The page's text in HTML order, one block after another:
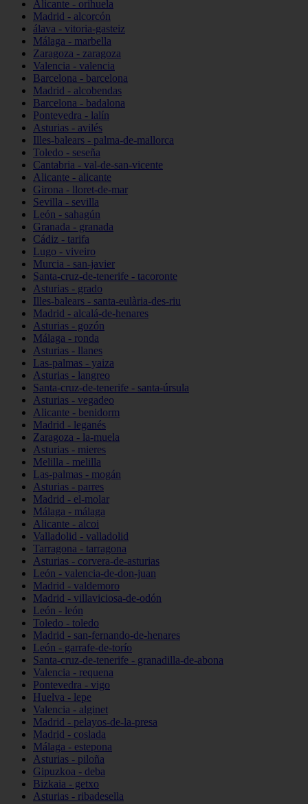
Alicante - orihuela
Madrid - alcorcón
álava - vitoria-gasteiz
Málaga - marbella
Zaragoza - zaragoza
Valencia - valencia
Barcelona - barcelona
Madrid - alcobendas
Barcelona - badalona
Pontevedra - lalín
Asturias - avilés
Illes-balears - palma-de-mallorca
Toledo - seseña
Cantabria - val-de-san-vicente
Alicante - alicante
Girona - lloret-de-mar
Sevilla - sevilla
León - sahagún
Granada - granada
Cádiz - tarifa
Lugo - viveiro
Murcia - san-javier
Santa-cruz-de-tenerife - tacoronte
Asturias - grado
Illes-balears - santa-eulària-des-riu
Madrid - alcalá-de-henares
Asturias - gozón
Málaga - ronda
Asturias - llanes
Las-palmas - yaiza
Asturias - langreo
Santa-cruz-de-tenerife - santa-úrsula
Asturias - vegadeo
Alicante - benidorm
Madrid - leganés
Zaragoza - la-muela
Asturias - mieres
Melilla - melilla
Las-palmas - mogán
Asturias - parres
Madrid - el-molar
Málaga - málaga
Alicante - alcoi
Valladolid - valladolid
Tarragona - tarragona
Asturias - corvera-de-asturias
León - valencia-de-don-juan
Madrid - valdemoro
Madrid - villaviciosa-de-odón
León - león
Toledo - toledo
Madrid - san-fernando-de-henares
León - garrafe-de-torío
Santa-cruz-de-tenerife - granadilla-de-abona
Valencia - requena
Pontevedra - vigo
Huelva - lepe
Valencia - alginet
Madrid - pelayos-de-la-presa
Madrid - coslada
Málaga - estepona
Asturias - piloña
Gipuzkoa - deba
Bizkaia - getxo
Asturias - ribadesella